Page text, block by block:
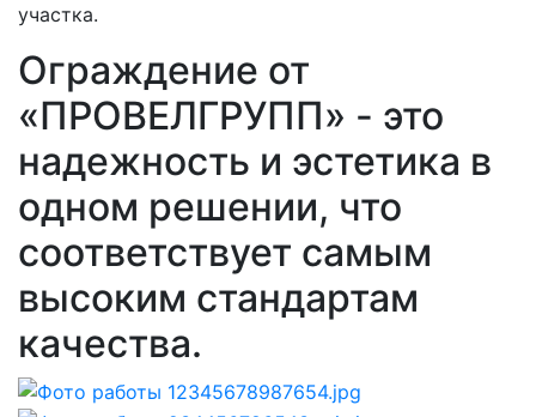
участка.
Ограждение от
«ПРОВЕЛГРУПП» - это
надежность и эстетика в
одном решении, что
соответствует самым
высоким стандартам
качества.